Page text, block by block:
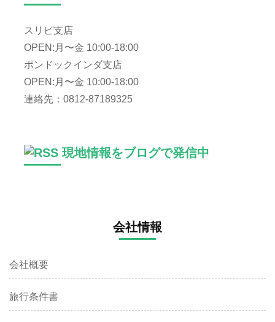
スリピ支店
OPEN:月〜金 10:00-18:00
ポンドックインダ支店
OPEN:月〜金 10:00-18:00
連絡先：0812-87189325
現地情報をブログで発信中
会社情報
会社概要
旅行条件書